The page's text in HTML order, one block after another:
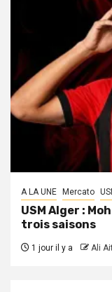
A LA UNE Mercato
USM Alger :
trois saisons
1 jour il y a Ali